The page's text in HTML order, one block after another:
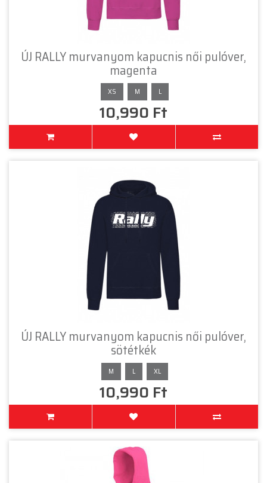
ÚJ RALLY murvanyom kapucnis női pulóver,
magenta
XS M L
10,990 Ft
ÚJ RALLY murvanyom kapucnis női pulóver,
sötétkék
M L XL
10,990 Ft